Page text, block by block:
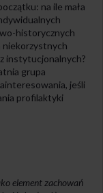
na ile mała
historycznych
niekorzystnych
instytucjonalnych?
grupa
jeśli
profilaktyki
element zachowań